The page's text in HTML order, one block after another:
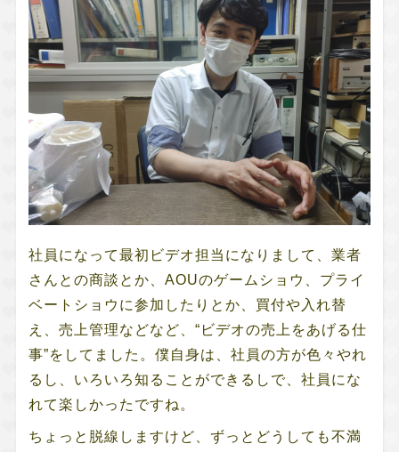
社員になって最初ビデオ担当になりまして、業者
さんとの商談とか、AOUのゲームショウ、プライ
ベートショウに参加したりとか、買付や入れ替
え、売上管理などなど、“ビデオの売上をあげる仕
事”をしてました。僕自身は、社員の方が色々やれ
るし、いろいろ知ることができるしで、社員にな
れて楽しかったですね。
ちょっと脱線しますけど、ずっとどうしても不満